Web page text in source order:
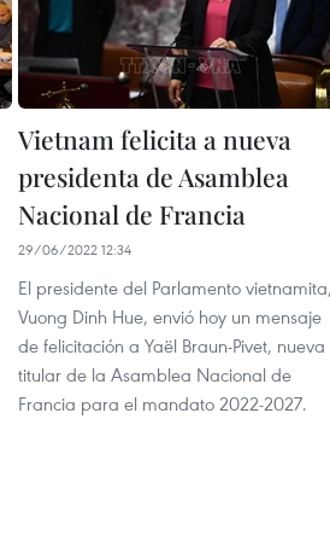
Vietnam felicita a nueva
presidenta de Asamblea
Nacional de Francia
29/06/2022 12:34
El presidente del Parlamento
Vuong Dinh Hue, envió hoy un mensaje
de felicitación a Yaël Braun-Pivet, nueva
titular de la Asamblea Nacional de
Francia para el mandato 2022-2027.